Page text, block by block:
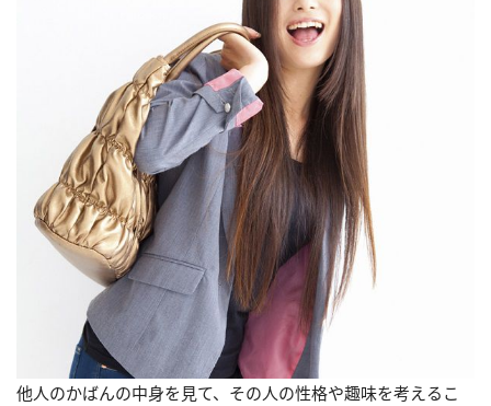
他人のかばんの中身を見て、その人の性格や趣味を考えるこ